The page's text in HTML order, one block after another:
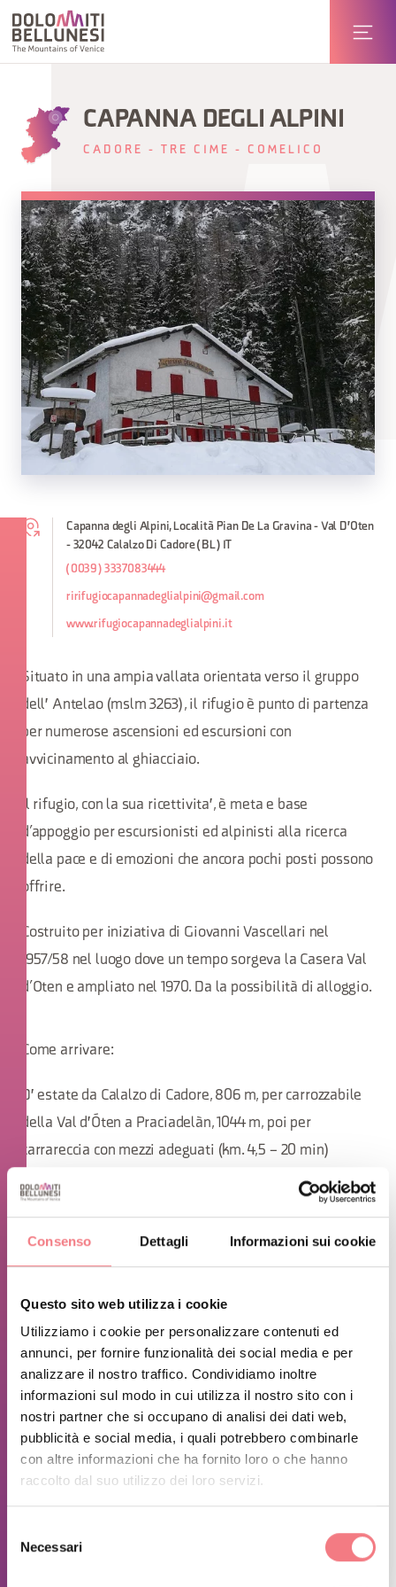
Consenso Dettagli Informazioni sui cookie
Questo sito web utilizza i cookie
Utilizziamo i cookie per personalizzare contenuti ed
annunci, per fornire funzionalità dei social media e per
analizzare il nostro traffico. Condividiamo inoltre
informazioni sul modo in cui utilizza il nostro sito con i
nostri partner che si occupano di analisi dei dati web,
pubblicità e social media, i quali potrebbero combinarle
con altre informazioni che ha fornito loro o che hanno
raccolto dal suo utilizzo dei loro servizi.
delNecessari
CAPANNA DEGLI ALPINI
CADORE - TRE CIME - COMELICO
Capanna degli Alpini, Località Pian De La Gravina - Val D'Oten
- 32042 Calalzo Di Cadore (BL) IT
(0039) 3337083444
ririfugiocapannadeglialpini@gmail.com
www.rifugiocapannadeglialpini.it
Situato in una ampia vallata orientata verso il gruppo
dell' Antelao (mslm 3263), il rifugio è punto di partenza
per numerose ascensioni ed escursioni con
avvicinamento al ghiacciaio.
Il rifugio, con la sua ricettivita', è meta e base
d’appoggio per escursionisti ed alpinisti alla ricerca
della pace e di emozioni che ancora pochi posti possono
offrire.
Costruito per iniziativa di Giovanni Vascellari nel
1957/58 nel luogo dove un tempo sorgeva la Casera Val
d’Oten e ampliato nel 1970. Da la possibilità di alloggio.
Come arrivare:
D' estate da Calalzo di Cadore, 806 m, per carrozzabile
della Val d'Óten a Praciadelàn, 1044 m, poi per
carrareccia con mezzi adeguati (km. 4,5 – 20 min)
macchina la località Praciadelan e da qui si può
/3